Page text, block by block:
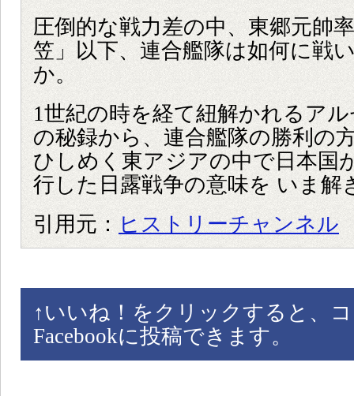
圧倒的な戦力差の中、東郷元帥
笠」以下、連合艦隊は如何に戦
か。
1世紀の時を経て紐解かれるア
の秘録から、連合艦隊の勝利の
ひしめく東アジアの中で日本国
行した日露戦争の意味を いま解
引用元：ヒストリーチャンネル
↑ いいね！をクリックすると、
Facebookに投稿できます。